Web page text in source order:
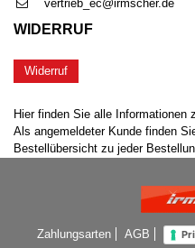
vertrieb_ec@irmscher.de
WIDERRUF
Widerruf
Hier finden Sie alle Informationen
Als angemeldeter Kunde finden
Bestellübersicht zu jeder
Zahlungsarten AGB